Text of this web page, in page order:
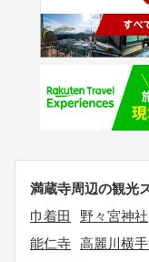
満蔵寺周辺の観光
巾着田
野々宮神社
能仁寺 高麗川横